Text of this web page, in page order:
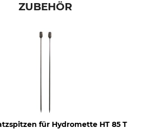
ZUBEHÖR
für Hydromette HT 85 T